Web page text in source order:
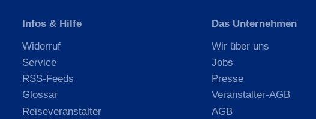
Infos & Hilfe
Widerruf
Service
RSS-Feeds
Glossar
Reiseveranstalter
Das Unternehmen
Wir über uns
Jobs
Presse
Veranstalter-AGB
AGB